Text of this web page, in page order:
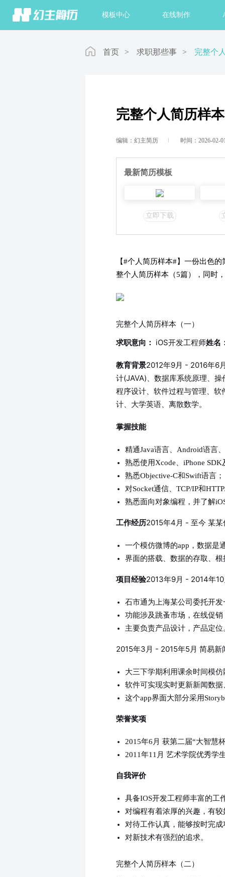
首页 模板中心 在线制作
首页 > 求职那些事 > 完整个
完整个人简历样
编辑：幻主简历 时间：2026-02-
最新简历模板
立即下载
【#个人简历样本#】一份出色
整个人简历样本（5篇），同时
完整个人简历样本（一）
求职意向： iOS开发工程师姓名
教育背景2012年9月 - 2016年6
计(JAVA)、数据库系统原理、
程序设计、软件过程与管理、
计、大学英语、离散数学。
掌握技能
精通Java语言、Android语言
熟悉使用Xcode、iPhone
熟悉Objective-C和Swift语言；
对Socket通信、TCP/IP和
熟悉面向对象编程，并了解
工作经历2015年4月 - 至今 某
一个模仿微博的app，数据是
界面的搭载、数据的存取、
项目经验2013年9月 - 2014年
石市通为上海某公司委托开
功能涉及跳蚤市场，在线促
主要负责产品设计，产品定位
2015年3月 - 2015年5月 简易新
大三下学期利用课余时间模
软件可实现实时更新新闻数
这个app界面大部分采用
荣誉奖项
2015年6月 获第二届“大智慧
2011年11月 艺术学院优秀学
自我评价
具备IOS开发工程师丰富的工
对编程有着浓厚的兴趣，有
对待工作认真，能够按时完
对新技术有强烈的追求。
完整个人简历样本（二）